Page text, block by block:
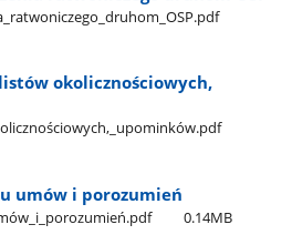
okolicznościowych,
umów i porozumień
0.14MB